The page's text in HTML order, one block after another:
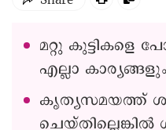
മറ്റു കുട്ടികളെ
എല്ലാ
കൃത്യസമയത്ത്